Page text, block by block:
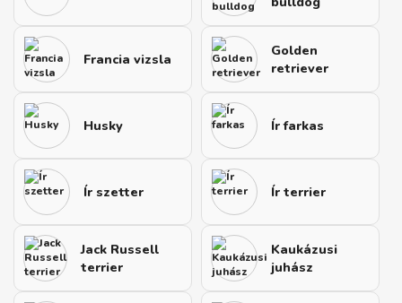
Francia vizsla
Golden
retriever
Husky Ír farkas
Ír szetter Ír terrier
Jack Russell
terrier
Kaukázusi
juhász